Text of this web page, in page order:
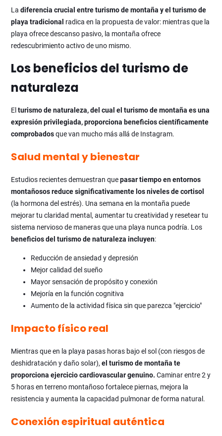
Ladiferencia crucial entre turismo de montaña y el turismo de
playa tradicional radica en la propuesta de valor: mientras que la
playa ofrece descanso pasivo, la montaña ofrece
redescubrimiento activo de uno mismo.
Los beneficios del turismo de
naturaleza
Elturismo de naturaleza, del cual el turismo de montaña es una
expresión privilegiada, proporciona beneficios científicamente
comprobadosque van mucho más allá de Instagram.
Salud mental y bienestar
Estudios recientes demuestran quepasar tiempo en entornos
montañosos reduce significativamente los niveles de cortisol
(la hormona del estrés). Una semana en la montaña puede
mejorar tu claridad mental, aumentar tu creatividad y resetear tu
sistema nervioso de maneras que una playa nunca podría. Los
beneficios del turismo de naturaleza incluyen:
Reducción de ansiedad y depresión
Mejor calidad del sueño
Mayor sensación de propósito y conexión
Mejoría en la función cognitiva
Aumento de la actividad física sin que parezca "ejercicio"
Impacto físico real
Mientras que en la playa pasas horas bajo el sol (con riesgos de
deshidratación y daño solar), el turismo de montaña te
proporciona ejercicio cardiovascular genuino. Caminar entre 2 y
5 horas en terreno montañoso fortalece piernas, mejora la
resistencia y aumenta la capacidad pulmonar de forma natural.
Conexión espiritual auténtica